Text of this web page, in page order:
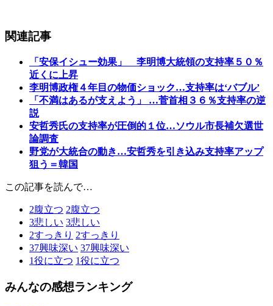
関連記事
「安保イシュー効果」 李明博大統領の支持率５０％
近くに上昇
李明博政権４年目の物価ショック…支持率は‘バブル’
「不満はあるが支えよう」 …菅首相３６％支持率の逆
説
安哲秀氏の支持率が圧倒的１位…ソウル市長補欠選世
論調査
野党が大統合の動き…安哲秀を引き込み支持率アップ
狙う＝韓国
この記事を読んで…
2腹立つ 2腹立つ
3悲しい 3悲しい
2すっきり 2すっきり
37興味深い 37興味深い
1役に立つ 1役に立つ
みんなの感想ランキング